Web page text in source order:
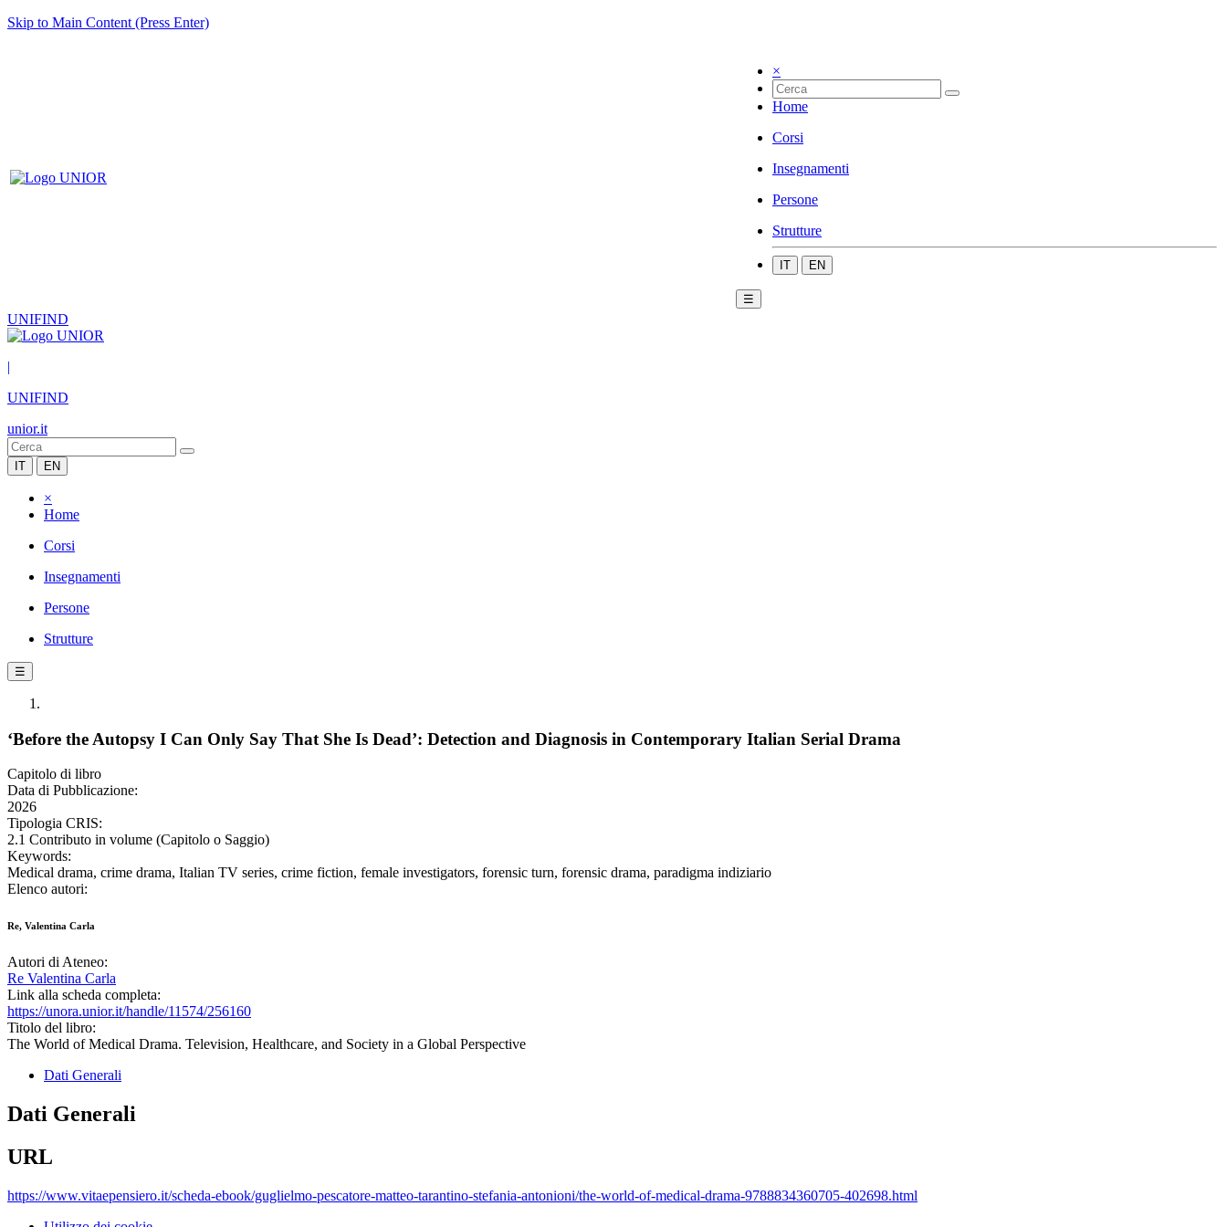
Skip to Main Content (Press Enter)
×
Home
Corsi
Insegnamenti
Persone
Strutture
IT EN
☰
UNIFIND
|
UNIFIND
unior.it
IT EN
×
Home
Corsi
Insegnamenti
Persone
Strutture
☰
‘Before the Autopsy I Can Only Say That She Is Dead’: Detection and Diagnosis in Contemporary Italian Serial Drama
Capitolo di libro
Data di Pubblicazione:
2026
Tipologia CRIS:
2.1 Contributo in volume (Capitolo o Saggio)
Keywords:
Medical drama, crime drama, Italian TV series, crime fiction, female investigators, forensic turn, forensic drama, paradigma indiziario
Elenco autori:
Re, Valentina Carla
Autori di Ateneo:
Re Valentina Carla
Link alla scheda completa:
https://unora.unior.it/handle/11574/256160
Titolo del libro:
The World of Medical Drama. Television, Healthcare, and Society in a Global Perspective
Dati Generali
Dati Generali
URL
https://www.vitaepensiero.it/scheda-ebook/guglielmo-pescatore-matteo-tarantino-stefania-antonioni/the-world-of-medical-drama-9788834360705-402698.html